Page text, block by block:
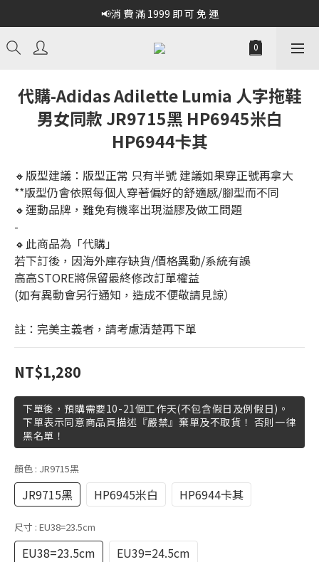
📢消 費 滿 1999 即 可 免 運
代購-Adidas Adilette Lumia 人字拖鞋
男女同款 JR9715黑 HP6945米白
HP6944卡其
🔸版型建議：版型正常 只有半號 建議如果穿正號再拿大
**版型仍會依照每個人穿著偏好的舒適感/腳型而不同
🔸運動品牌，難免有機率出現溢膠及做工問題
-
🔸此商品為「代購」
若下訂後，因海外庫存缺貨/價格異動/系統有誤
高高STORE將保留最終修改訂單權益
(如有異動會另行通知，造成不便敬請見諒）
註：完美主義者，請考慮清楚再下單
NT$1,280
下單後，預購需要10-21個工作天(不包含假日及例假日)。
下單表示同意商品頁描述『嚴禁』棄單及不取貨！ 否則一律
黑名單！
顏色 : JR9715黑
JR9715黑 HP6945米白 HP6944卡其
尺寸 : EU38=23.5cm
EU38=23.5cm
EU39=24.5cm